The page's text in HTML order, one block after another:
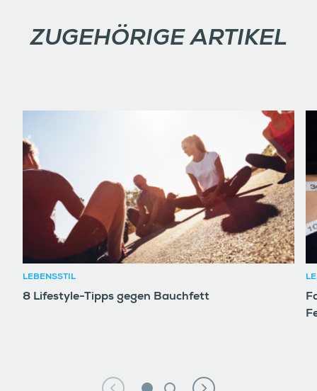
ZUGEHÖRIGE ARTIKEL
LEBENSSTIL
8 Lifestyle-Tipps gegen Bauchfett